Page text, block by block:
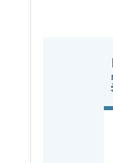
この案件のポイン